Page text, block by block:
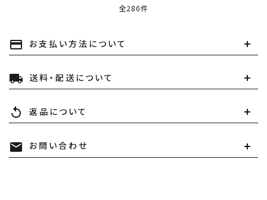
全280件
キーワード
カテゴリー
payment お支払い方法について
local_shipping 送料・配送について
replay 返品について
mail お問い合わせ